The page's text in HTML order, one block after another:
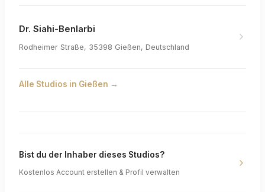
Dr. Siahi-Benlarbi
Rodheimer Straße, 35398 Gießen, Deutschland
Alle Studios in Gießen →
Bist du der Inhaber dieses Studios?
Kostenlos Account erstellen & Profil verwalten